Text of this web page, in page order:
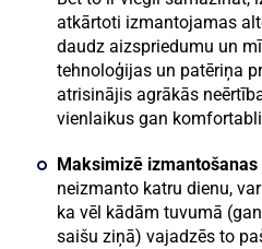
atkārtoti izmantojamas
daudz aizspriedumu un
tehnoloģijas un patēriņa
atrisinājis agrākās
vienlaikus gan
Maksimizē
neizmanto katru dienu,
ka vēl kādām tuvumā
saišu ziņā) vajadzēs to